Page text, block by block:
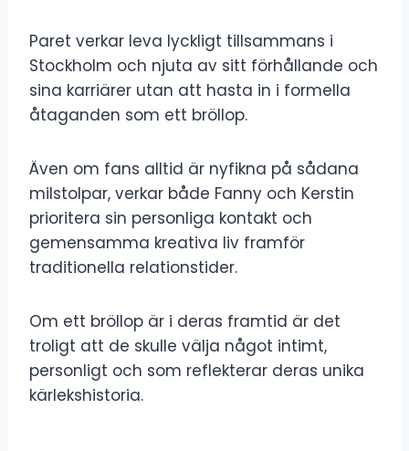
Paret verkar leva lyckligt tillsammans i
Stockholm och njuta av sitt förhållande och
sina karriärer utan att hasta in i formella
åtaganden som ett bröllop.
Även om fans alltid är nyfikna på sådana
milstolpar, verkar både Fanny och Kerstin
prioritera sin personliga kontakt och
gemensamma kreativa liv framför
traditionella relationstider.
Om ett bröllop är i deras framtid är det
troligt att de skulle välja något intimt,
personligt och som reflekterar deras unika
kärlekshistoria.